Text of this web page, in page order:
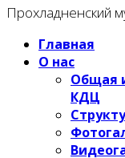
Прохладненский
Главная
О нас
Общая
КДЦ